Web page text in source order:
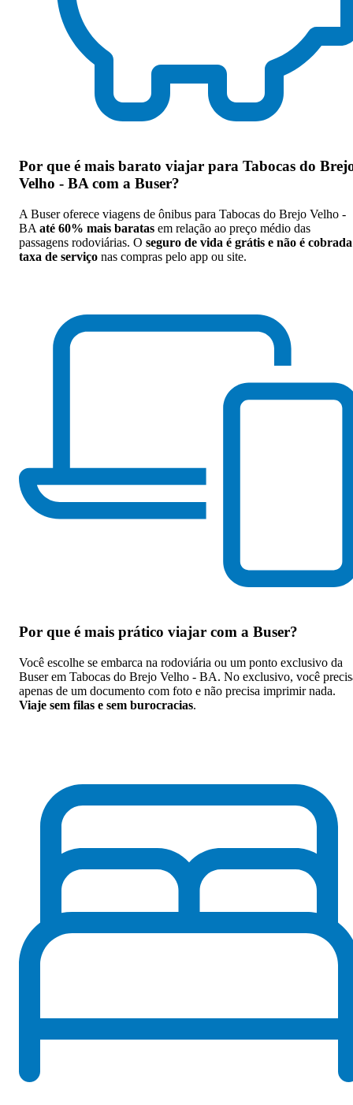
Por que é mais barato viajar para Tabocas do
Velho - BA com a Buser?
A Buser oferece viagens de ônibus para Tabocas do Brejo Velho -
BA até 60% mais baratas em relação ao preço médio das
passagens rodoviárias. O seguro de vida é grátis e não é cobrada
taxa de serviço nas compras pelo app ou site.
Por que é mais prático viajar com a Buser?
Você escolhe se embarca na rodoviária ou um ponto exclusivo da
Buser em Tabocas do Brejo Velho - BA. No exclusivo, você
apenas de um documento com foto e não precisa imprimir nada.
Viaje sem filas e sem burocracias.